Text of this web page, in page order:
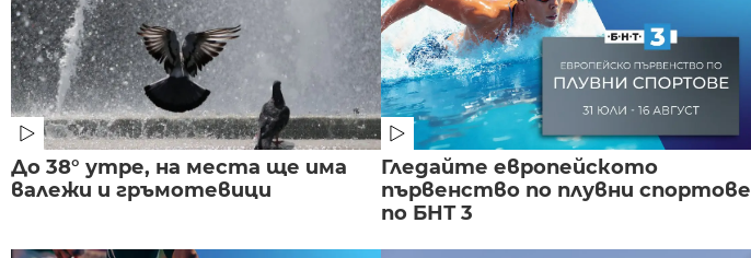
До 38° утре, на места ще има
валежи и гръмотевици
Гледайте европейското
първенство по плувни спортове
по БНТ 3